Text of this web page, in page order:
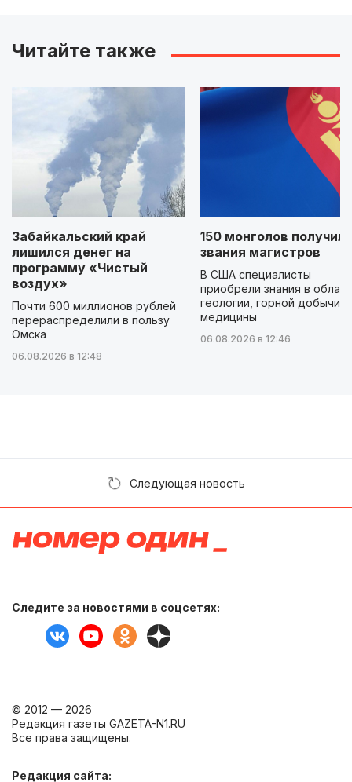
Читайте также
Забайкальский край
лишился денег на
программу «Чистый
воздух»
Почти 600 миллионов рублей
перераспределили в пользу
Омска
06.08.2026 в 12:48
150 монголов
звания магистров
В США специалисты
приобрели знания в
геологии, горной добычи и
медицины
06.08.2026 в 12:46
Следующая новость
Следите за новостями в соцсетях:
© 2012 — 2026
Редакция газеты GAZETA-N1.RU
Все права защищены.
Редакция сайта: